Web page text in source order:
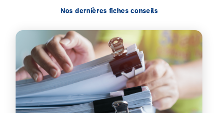
Nos dernières fiches conseils